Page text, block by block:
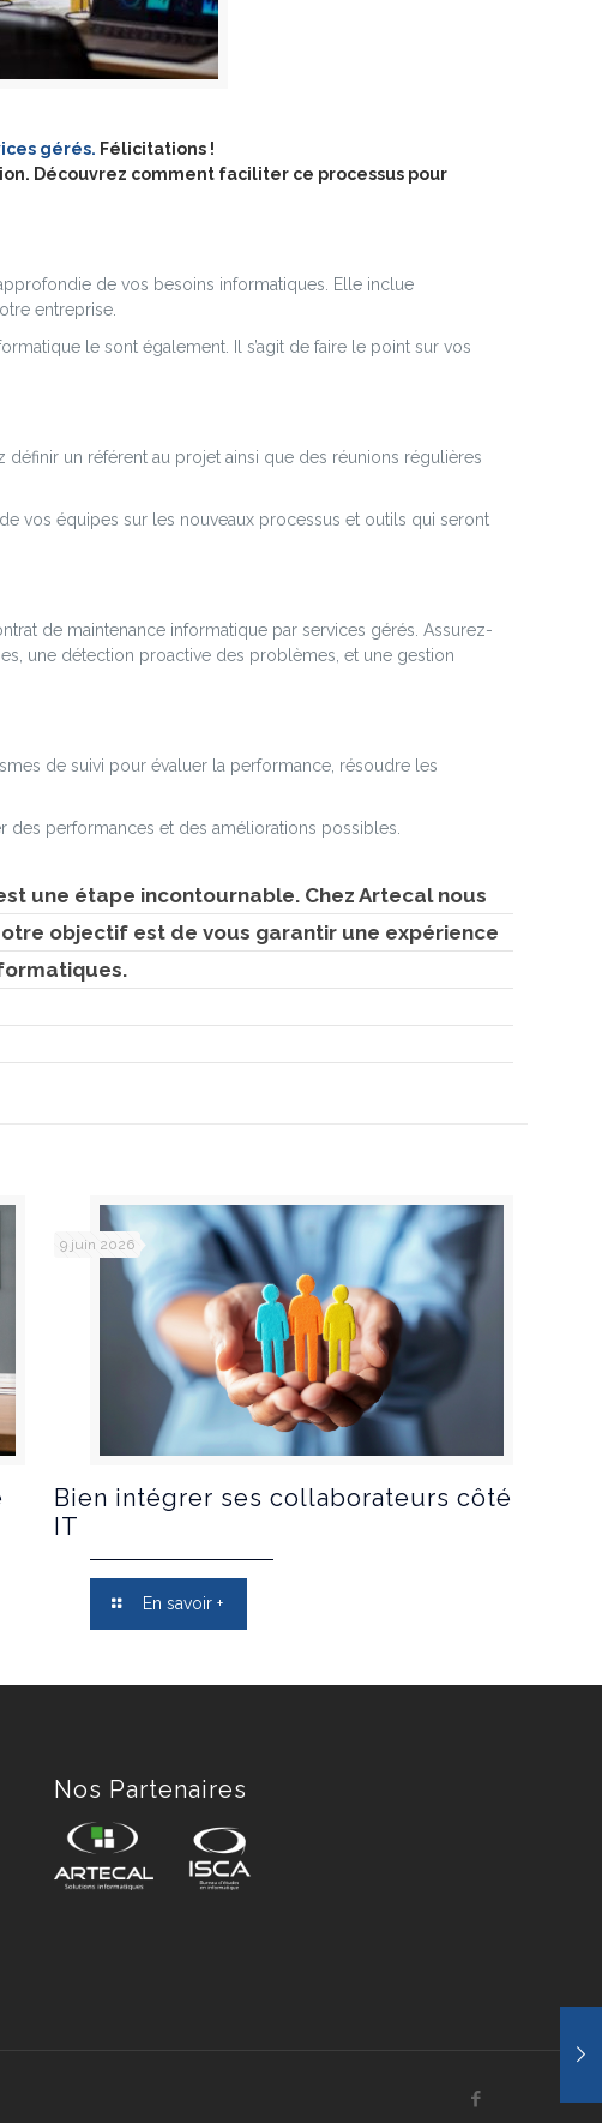
gérés. Félicitations !
Découvrez comment faciliter ce processus pour
de vos besoins informatiques. Elle inclue
entreprise.
le sont également. Il s’agit de faire le point sur vos
un référent au projet ainsi que des réunions régulières
vos équipes sur les nouveaux processus et outils qui seront
de maintenance informatique par services gérés. Assurez-
une détection proactive des problèmes, et une gestion
de suivi pour évaluer la performance, résoudre les
performances et des améliorations possibles.
une étape incontournable. Chez Artecal nous
objectif est de vous garantir une expérience
9 juin 2026
Bien intégrer ses collaborateurs côté
IT
En savoir +
Nos Partenaires